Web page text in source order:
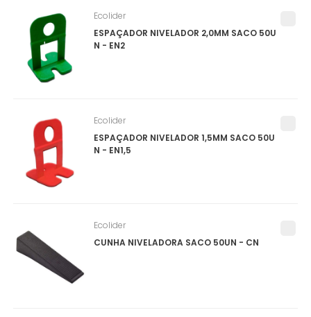
ESPAÇADOR NIVELADOR 2,0MM SACO 50U
N - EN2
Ecolider
ESPAÇADOR NIVELADOR 1,5MM SACO 50U
N - EN1,5
Ecolider
CUNHA NIVELADORA SACO 50UN - CN
Ecolider